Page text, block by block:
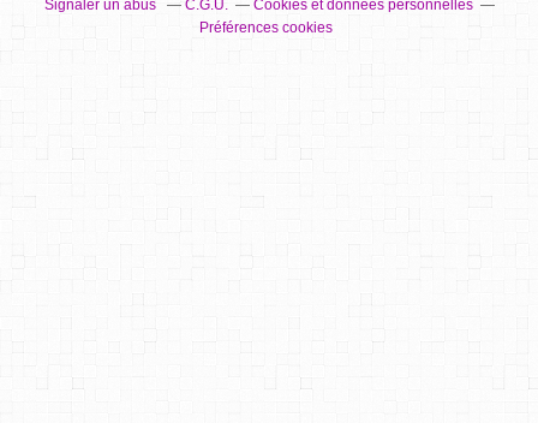
Signaler un abus C.G.U.
Cookies et données personnelles
Préférences cookies